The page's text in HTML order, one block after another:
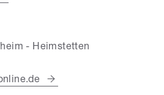
- Heimstetten